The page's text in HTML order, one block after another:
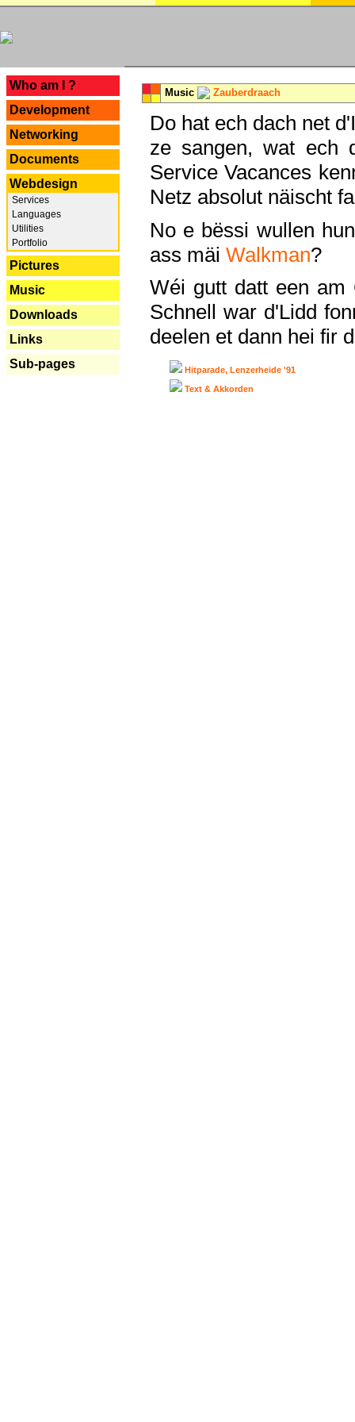
Who am I ?
Development
Networking
Documents
Webdesign
Services
Languages
Utilities
Portfolio
Pictures
Music
Downloads
Links
Sub-pages
Music Zauberdraach
Do hat ech dach net
ze sangen, wat ech
Service Vacances
Netz absolut näischt
No e bëssi wullen
ass mäi Walkman?
Wéi gutt datt een am
Schnell war d'Lidd
deelen et dann hei fir
Hitparade, Lenzerheide '91
Text & Akkorden